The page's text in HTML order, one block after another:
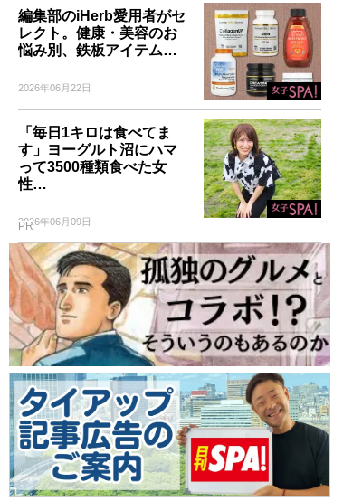
編集部のiHerb愛用者がセ
レクト。健康・美容のお
悩み別、鉄板アイテム…
2026年06月22日
「毎日1キロは食べてま
す」ヨーグルト沼にハマ
って3500種類食べた女
性…
2026年06月09日
PR